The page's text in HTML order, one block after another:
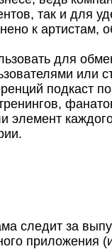
так и для
к артистам,
для
или
подкаст
элемент
следит за
приложения